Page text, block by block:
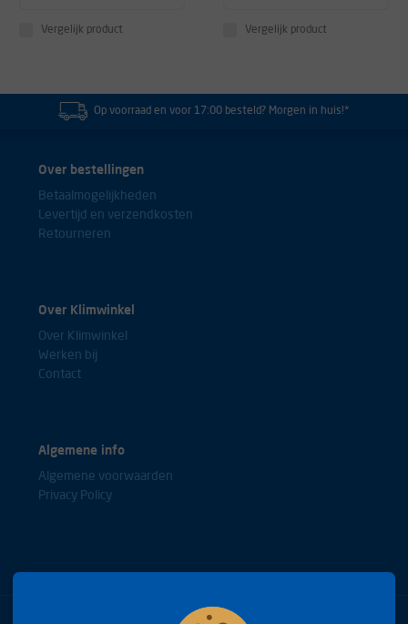
Vergelijk product Vergelijk product
Op voorraad en voor 17:00 besteld? Morgen in huis!*
Over bestellingen
Betaalmogelijkheden
Levertijd en verzendkosten
Retourneren
Over Klimwinkel
Over Klimwinkel
Werken bij
Contact
Algemene info
Algemene voorwaarden
Privacy Policy